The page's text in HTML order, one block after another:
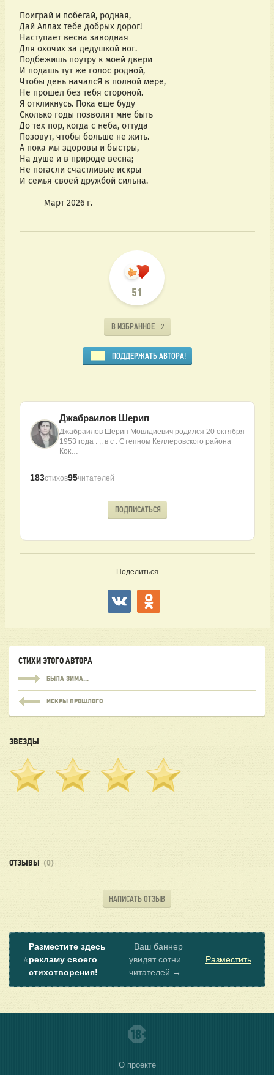
Поиграй и побегай, родная,
Дай Аллах тебе добрых дорог!
Наступает весна заводная
Для охочих за дедушкой ног.
Подбежишь поутру к моей двери
И подашь тут же голос родной,
Чтобы день началсЯ в полной мере,
Не прошёл без тебя стороной.
Я откликнусь. Пока ещё буду
Сколько годы позволят мне быть
До тех пор, когда с неба, оттуда
Позовут, чтобы больше не жить.
А пока мы здоровы и быстры,
На душе и в природе весна;
Не погасли счастливые искры
И семья своей дружбой сильна.
          Март 2026 г.
51
В ИЗБРАННОЕ 2
ПОДДЕРЖАТЬ АВТОРА!
Джабраилов Шерип
Джабраилов Шерип Мовлдиевич родился 20 октября
1953 года . ,. в с . Степном Келлеровского района
Кок…
183стихов95читателей
ПОДПИСАТЬСЯ
Поделиться
СТИХИ ЭТОГО АВТОРА
БЫЛА ЗИМА...
ИСКРЫ ПРОШЛОГО
ЗВЕЗДЫ
ОТЗЫВЫ (0)
НАПИСАТЬ ОТЗЫВ
⭐
Разместите здесь
рекламу своего
стихотворения!
Ваш баннер
увидят сотни
читателей →
Разместить
О проекте